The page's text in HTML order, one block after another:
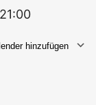
hinzufügen